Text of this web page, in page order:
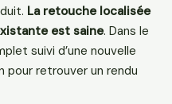
La retouche localisée
est saine. Dans le
suivi d’une nouvelle
pour retrouver un rendu